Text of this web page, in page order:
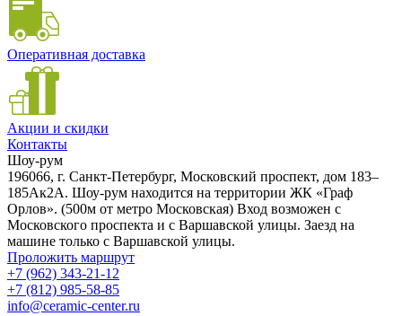
Оперативная доставка
Акции и скидки
Контакты
Шоу-рум
196066, г. Санкт-Петербург, Московский проспект, дом 183–
185Ак2А. Шоу-рум находится на территории ЖК «Граф
Орлов». (500м от метро Московская) Вход возможен с
Московского проспекта и с Варшавской улицы. Заезд на
машине только с Варшавской улицы.
Проложить маршрут
+7 (962) 343-21-12
+7 (812) 985-58-85
info@ceramic-center.ru